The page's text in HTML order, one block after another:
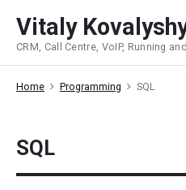
content
Vitaly
CRM, Call Centre, VoIP, Running
Home Programming SQL
SQL